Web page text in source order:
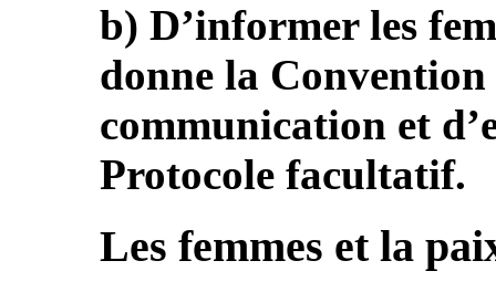
b) D’informer les
donne la Convention
communication et
Protocole facultatif.
Les femmes et la